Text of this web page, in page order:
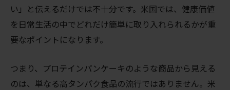
い」と伝えるだけでは不十分です。米国では、健康価値
を日常生活の中でどれだけ簡単に取り入れられるかが重
要なポイントになります。
つまり、プロテインパンケーキのような商品から見える
のは、単なる高タンパク食品の流行ではありません。米